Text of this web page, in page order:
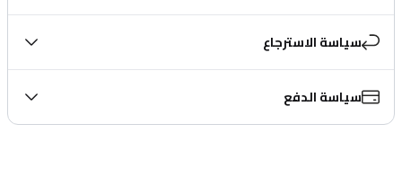
سياسة الاسترجاع
سياسة الدفع